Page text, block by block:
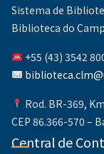
Sistema de
Biblioteca do
+55 (43) 3542
Rod. BR-369,
CEP 86.366-570 –
Central de